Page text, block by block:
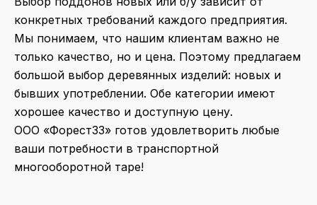
конкретных требований каждого предприятия.
Мы понимаем, что нашим клиентам важно не
только качество, но и цена. Поэтому предлагаем
большой выбор деревянных изделий: новых и
бывших употреблении. Обе категории имеют
хорошее качество и доступную цену.
ООО «Форест33» готов удовлетворить любые
ваши потребности в транспортной
многооборотной таре!